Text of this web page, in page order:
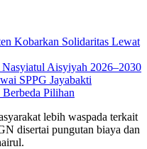
Kobarkan Solidaritas Lewat
Aisyiyah 2026–2030
SPPG Jayabakti
Pilihan
lebih waspada terkait
disertai pungutan biaya dan